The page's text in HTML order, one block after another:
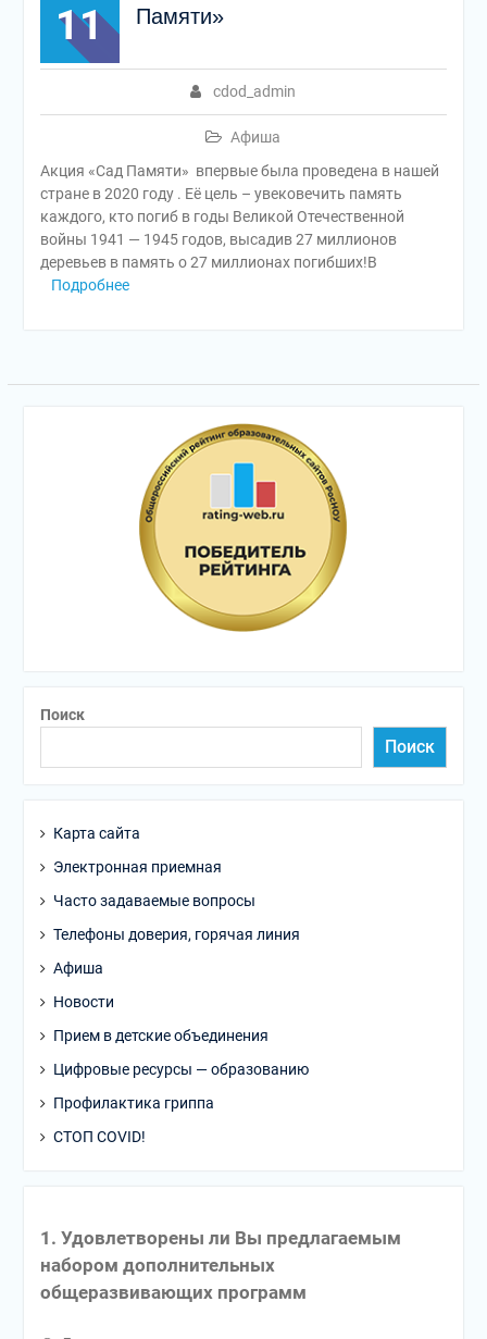
11
Памяти»
cdod_admin
Афиша
Акция «Сад Памяти» впервые была проведена в нашей
стране в 2020 году . Её цель – увековечить память
каждого, кто погиб в годы Великой Отечественной
войны 1941 — 1945 годов, высадив 27 миллионов
деревьев в память о 27 миллионах погибших!В
Подробнее
Поиск
Поиск
Карта сайта
Электронная приемная
Часто задаваемые вопросы
Телефоны доверия, горячая линия
Афиша
Новости
Прием в детские объединения
Цифровые ресурсы — образованию
Профилактика гриппа
СТОП COVID!
1. Удовлетворены ли Вы предлагаемым
набором дополнительных
общеразвивающих программ